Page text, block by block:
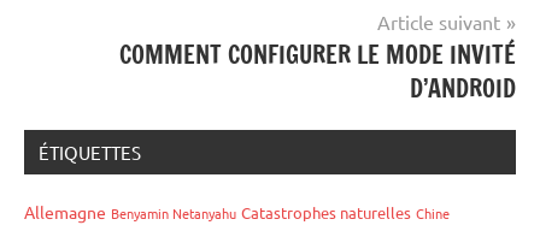
Article suivant
COMMENT CONFIGURER LE MODE INVITÉ
D’ANDROID
ÉTIQUETTES
Allemagne Benyamin Netanyahu Catastrophes naturelles Chine